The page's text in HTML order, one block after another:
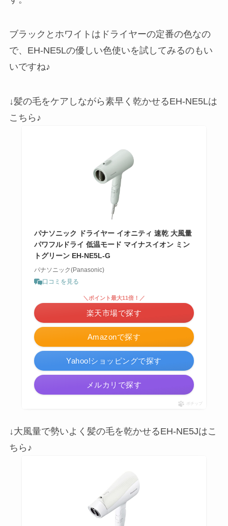
ブラックとホワイトはドライヤーの定番の色なの
で、EH-NE5Lの優しい色使いを試してみるのもい
いですね♪
↓髪の毛をケアしながら素早く乾かせるEH-NE5Lは
こちら♪
パナソニック ドライヤー イオニティ 速乾 大風量
パワフルドライ 低温モード マイナスイオン ミン
トグリーン EH-NE5L-G
パナソニック(Panasonic)
口コミを見る
Amazonで探す
＼ポイント最大11倍！／
楽天市場で探す
Yahoo!ショッピングで探す
メルカリで探す
ポチップ
↓大風量で勢いよく髪の毛を乾かせるEH-NE5Jはこ
ちら♪